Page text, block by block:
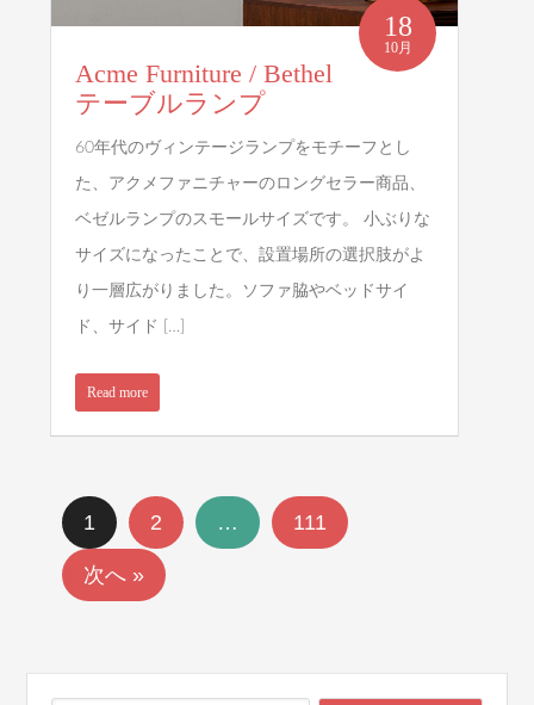
18
10月
Acme Furniture / Bethel
テーブルランプ
60年代のヴィンテージランプをモチーフとし
た、アクメファニチャーのロングセラー商品、
ベゼルランプのスモールサイズです。 小ぶりな
サイズになったことで、設置場所の選択肢がよ
り一層広がりました。ソファ脇やベッドサイ
ド、サイド […]
Read more
1 2 … 111
次へ »